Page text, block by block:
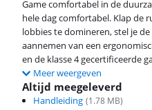
Game comfortabel in de
hele dag comfortabel. Klap de
lobbies te domineren, stel je
aannemen van een
en de klasse 4 gecertificeerde
Meer weergeven
Altijd meegeleverd
Handleiding (1.78 MB)